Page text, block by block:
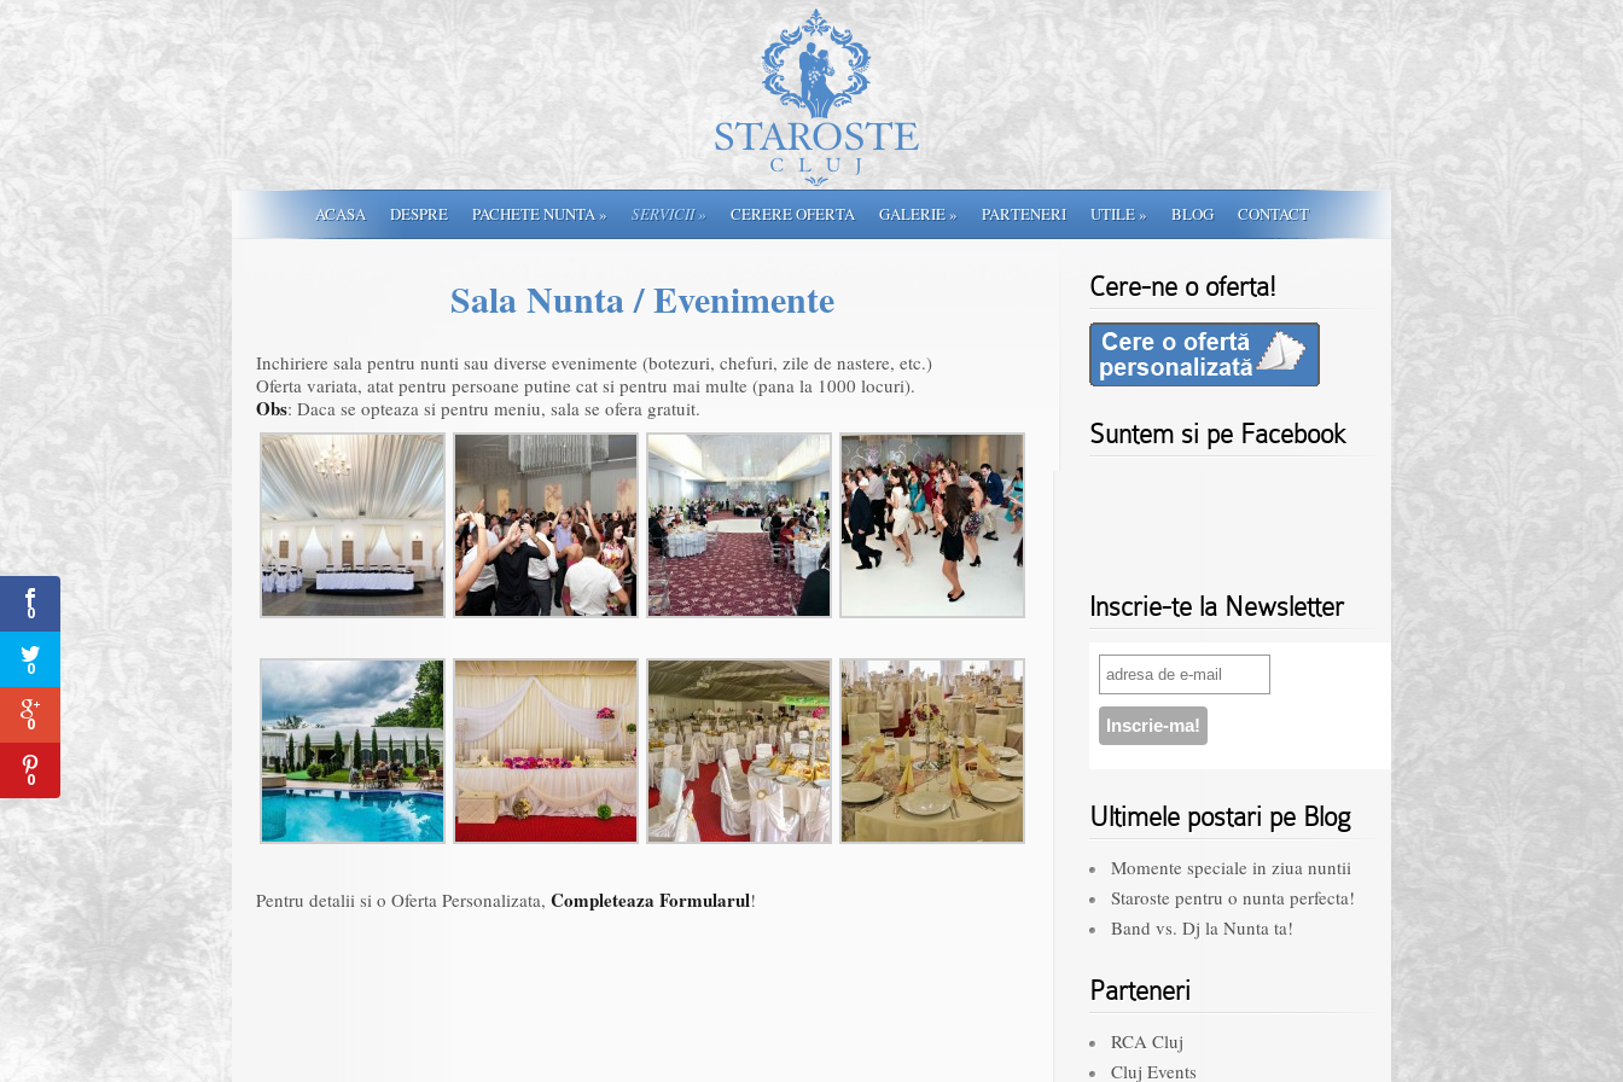
ACASA DESPRE PACHETE NUNTA» SERVICII» CERERE OFERTA GALERIE» PARTENERI UTILE» BLOG CONTACT
Sala Nunta / Evenimente
Inchiriere sala pentru nunti sau diverse evenimente (botezuri, chefuri, zile de nastere, etc.)
Oferta variata, atat pentru persoane putine cat si pentru mai multe (pana la 1000 locuri).
Obs: Daca se opteaza si pentru meniu, sala se ofera gratuit.
Pentru detalii si o Oferta Personalizata, Completeaza Formularul!
Cere-ne o oferta!
Suntem si pe Facebook
Inscrie-te la Newsletter
Ultimele postari pe Blog
Momente speciale in ziua nuntii
Staroste pentru o nunta perfecta!
Band vs. Dj la Nunta ta!
Parteneri
RCA Cluj
Cluj Events
0
0
0
0